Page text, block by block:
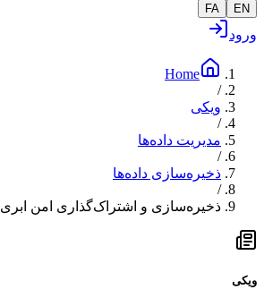
EN
FA
ورود
Home
/
ویکی
/
مدیریت داده‌ها
/
ذخیره‌سازی داده‌ها
/
ذخیره‌سازی و اشتراک‌گذاری امن ابری
ویکی